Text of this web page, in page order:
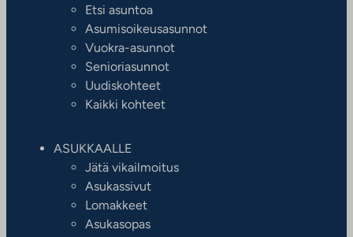
Etsi asuntoa
Asumisoikeusasunnot
Vuokra-asunnot
Senioriasunnot
Uudiskohteet
Kaikki kohteet
ASUKKAALLE
Jätä vikailmoitus
Asukassivut
Lomakkeet
Asukasopas